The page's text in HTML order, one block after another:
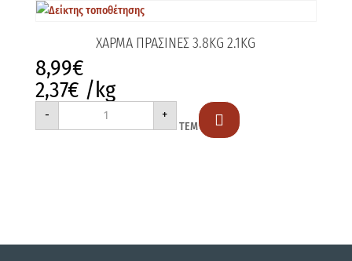
ΧΑΡΜΑ ΠΡΑΣΙΝΕΣ 3.8KG 2.1KG
8,99€
2,37€ /kg
-
ΧΑΡΜΑ
3.8KG
+
ΤΕΜ 